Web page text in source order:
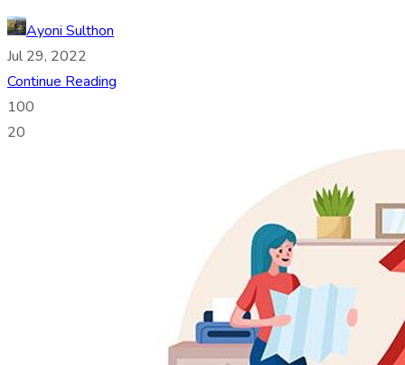
Ayoni Sulthon
Jul 29, 2022
Continue Reading
100
20